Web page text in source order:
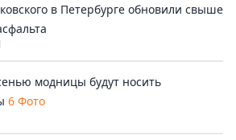
в Петербурге обновили свыше
модницы будут носить
6 Фото